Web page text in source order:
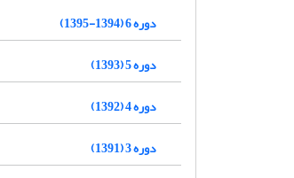
دوره 6 (1394-1395)
دوره 5 (1393)
دوره 4 (1392)
دوره 3 (1391)